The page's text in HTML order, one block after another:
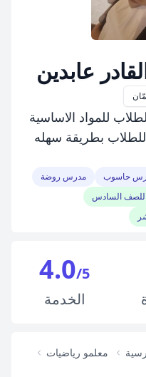
عابدين
للمواد الاساسية
بطريقة سهله
حاسوب مدرس روضة
للصف السادس
4.0/5
الخدمة
معلمو رياضيات